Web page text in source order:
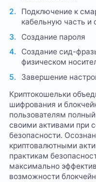
Подключение к
кабельную часть и
Создание пароля
Создание сид-
физическом
Завершение
Криптокошельки
шифрования и
пользователям
своими активами при
безопасности.
криптовалютными
практикам
максимально
возможности